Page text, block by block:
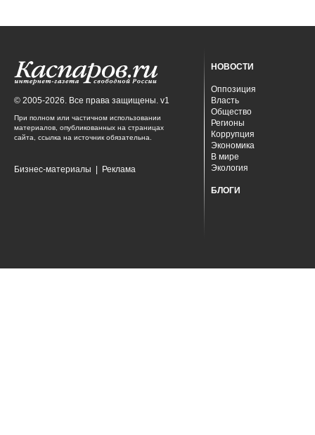
© 2005-2026. Все права защищены. v1
При полном или частичном использовании
материалов, опубликованных на страницах
сайта, ссылка на источник обязательна.
Бизнес-материалы Реклама
НОВОСТИ
Оппозиция
Власть
Общество
Регионы
Коррупция
Экономика
В мире
Экология
БЛОГИ